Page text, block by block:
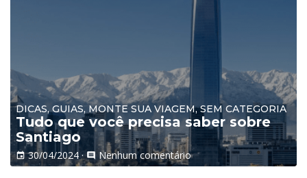
DICAS, GUIAS, MONTE SUA VIAGEM, SEM CATEGORIA
Tudo que você precisa saber sobre
Santiago
event 30/04/2024 · comment Nenhum comentário